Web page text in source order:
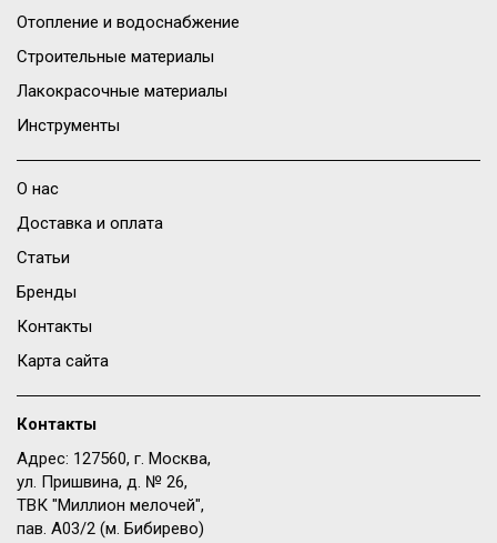
Отопление и водоснабжение
Строительные материалы
Лакокрасочные материалы
Инструменты
О нас
Доставка и оплата
Статьи
Бренды
Контакты
Карта сайта
Контакты
Адрес: 127560, г. Москва,
ул. Пришвина, д. № 26,
ТВК "Миллион мелочей",
пав. A03/2 (м. Бибирево)